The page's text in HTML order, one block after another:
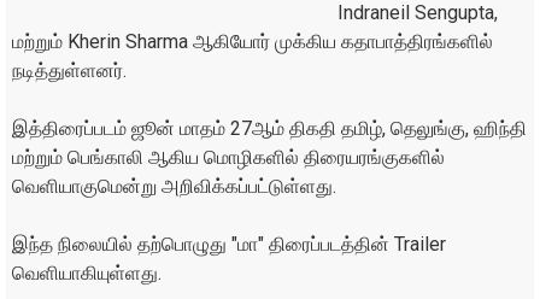
Indraneil Sengupta,
மற்றும் Kherin Sharma ஆகியோர் முக்கிய கதாபாத்திரங்களில்
நடித்துள்ளனர்.
இத்திரைப்படம் ஜூன் மாதம் 27ஆம் திகதி தமிழ், தெலுங்கு, ஹிந்தி
மற்றும் பெங்காலி ஆகிய மொழிகளில் திரையரங்குகளில்
வெளியாகுமென்று அறிவிக்கப்பட்டுள்ளது.
இந்த நிலையில் தற்பொழுது "மா" திரைப்படத்தின் Trailer
வெளியாகியுள்ளது.